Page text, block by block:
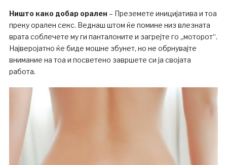
Ништо како добар орален – Преземете иницијатива и тоа
преку орален секс. Веднаш штом ќе помине низ влезната
врата соблечете му ги панталоните и загрејте го „моторот“.
Најверојатно ќе биде мошне збунет, но не обрнувајте
внимание на тоа и посветено завршете си ја својата
работа.